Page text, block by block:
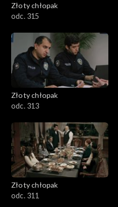
Złoty chłopak
odc. 315
Złoty chłopak
odc. 313
Złoty chłopak
odc. 311